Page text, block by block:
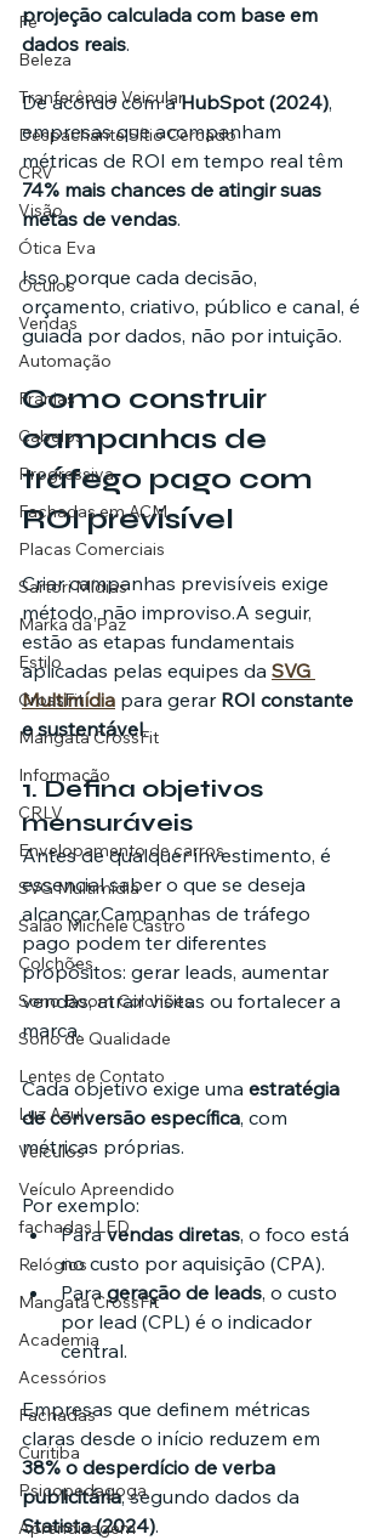
Fé
Beleza
Tranferência Veicular
Despachante Sítio Cercado
CRV
Visão
Ótica Eva
Óculos
Vendas
Automação
Franjas
Cabelos
Progressiva
Fachadas em ACM
Placas Comerciais
Sartori Mídias
Marka da Paz
Estilo
CrossFit
Mangata CrossFit
Informação
CRLV
Envelopamento de carros
SVG Multimídia
Salão Michele Castro
Colchões
Sono Boom Colchões
Sono de Qualidade
Lentes de Contato
Luz Azul
Veículos
Veículo Apreendido
fachadas LED
Relógios
Mangata CrossFit
Academia
Acessórios
Fachadas
Curitiba
Psicopedagoga
Aprendizagem
projeção calculada com base em
dados reais.
De acordo com a HubSpot (2024),
empresas que acompanham
métricas de ROI em tempo real têm
74% mais chances de atingir suas
metas de vendas.
Isso porque cada decisão,
orçamento, criativo, público e canal, é
guiada por dados, não por intuição.
Como construir
campanhas de
tráfego pago com
ROI previsível
Criar campanhas previsíveis exige
método, não improviso.A seguir,
estão as etapas fundamentais
aplicadas pelas equipes da SVG
Multimídia para gerar ROI constante
e sustentável.
1. Defina objetivos
mensuráveis
Antes de qualquer investimento, é
essencial saber o que se deseja
alcançar.Campanhas de tráfego
pago podem ter diferentes
propósitos: gerar leads, aumentar
vendas, atrair visitas ou fortalecer a
marca.
Cada objetivo exige uma estratégia
de conversão específica, com
métricas próprias.
Por exemplo:
Para vendas diretas, o foco está
no custo por aquisição (CPA).
Para geração de leads, o custo
por lead (CPL) é o indicador
central.
Empresas que definem métricas
claras desde o início reduzem em
38% o desperdício de verba
publicitária, segundo dados da
Statista (2024).